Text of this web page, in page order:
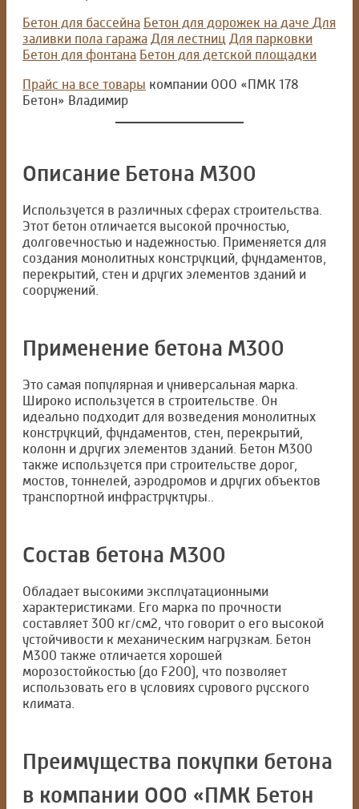
Бетон для бассейна Бетон для дорожек на даче Для
заливки пола гаража Для лестниц Для парковки
Бетон для фонтана Бетон для детской площадки
Прайс на все товары компании ООО «ПМК 178
Бетон» Владимир
Описание Бетона М300
Используется в различных сферах строительства.
Этот бетон отличается высокой прочностью,
долговечностью и надежностью. Применяется для
создания монолитных конструкций, фундаментов,
перекрытий, стен и других элементов зданий и
сооружений.
Применение бетона М300
Это самая популярная и универсальная марка.
Широко используется в строительстве. Он
идеально подходит для возведения монолитных
конструкций, фундаментов, стен, перекрытий,
колонн и других элементов зданий. Бетон М300
также используется при строительстве дорог,
мостов, тоннелей, аэродромов и других объектов
транспортной инфраструктуры..
Состав бетона М300
Обладает высокими эксплуатационными
характеристиками. Его марка по прочности
составляет 300 кг/см2, что говорит о его высокой
устойчивости к механическим нагрузкам. Бетон
М300 также отличается хорошей
морозостойкостью (до F200), что позволяет
использовать его в условиях сурового русского
климата.
Преимущества покупки бетона
в компании ООО «ПМК Бетон